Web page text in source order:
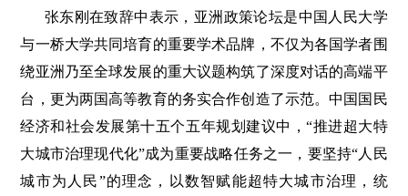
张东刚在致辞中表示，亚洲政策论坛是中国人民大学
与一桥大学共同培育的重要学术品牌，不仅为各国学者围
绕亚洲乃至全球发展的重大议题构筑了深度对话的高端平
台，更为两国高等教育的务实合作创造了示范。中国国民
经济和社会发展第十五个五年规划建议中，“推进超大特
大城市治理现代化”成为重要战略任务之一，要坚持“人民
城市为人民”的理念，以数智赋能超特大城市治理，统